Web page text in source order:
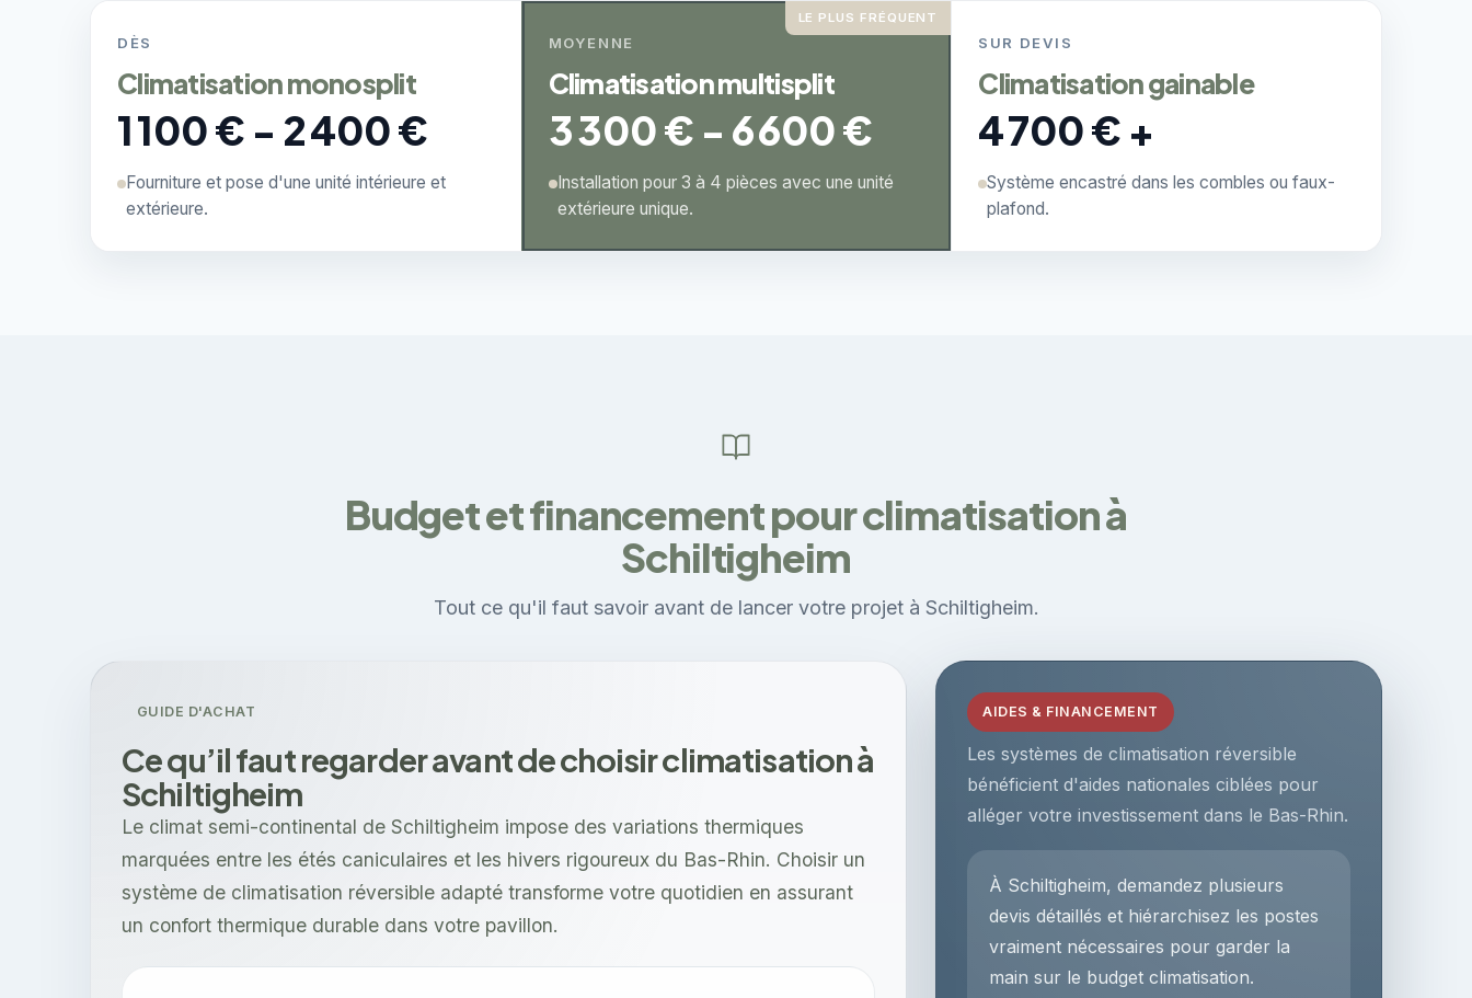
DÈS
Climatisation monosplit
1 100 € - 2 400 €
Fourniture et pose d'une unité intérieure et
extérieure.
LE PLUS FRÉQUENT
MOYENNE
Climatisation multisplit
3 300 € - 6 600 €
Installation pour 3 à 4 pièces avec une unité
extérieure unique.
SUR DEVIS
Climatisation gainable
4 700 € +
Système encastré dans les combles ou faux-
plafond.
Budget et financement pour climatisation à
Schiltigheim
Tout ce qu'il faut savoir avant de lancer votre projet à Schiltigheim.
AIDES & FINANCEMENT
Les systèmes de climatisation réversible
bénéficient d'aides nationales ciblées pour
alléger votre investissement dans le Bas-Rhin.
À Schiltigheim, demandez plusieurs
devis détaillés et hiérarchisez les postes
vraiment nécessaires pour garder la
main sur le budget climatisation.
GUIDE D'ACHAT
Ce qu’il faut regarder avant de choisir climatisation à
Schiltigheim
Le climat semi-continental de Schiltigheim impose des variations thermiques
marquées entre les étés caniculaires et les hivers rigoureux du Bas-Rhin. Choisir un
système de climatisation réversible adapté transforme votre quotidien en assurant
un confort thermique durable dans votre pavillon.